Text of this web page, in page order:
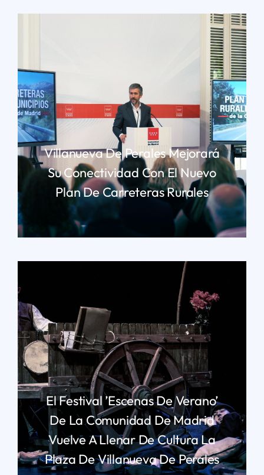
Villanueva De Perales Mejorará
Su Conectividad Con El Nuevo
Plan De Carreteras Rurales
LEER MÁS
El Festival ’Escenas De Verano’
De La Comunidad De Madrid
Vuelve A Llenar De Cultura La
Plaza De Villanueva De Perales